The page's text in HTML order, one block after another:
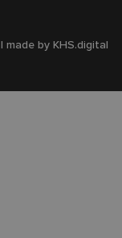
made byKHS.digital